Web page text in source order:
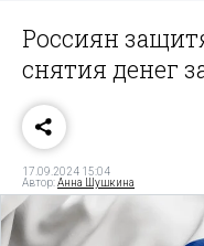
Россиян
снятия денег
17.09.2024 15:04
Автор:Анна Шушкина